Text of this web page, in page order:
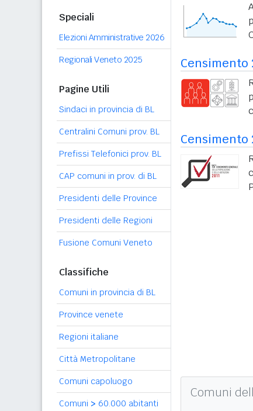
Speciali
Elezioni Amministrative 2026
Regionali Veneto 2025
Pagine Utili
Sindaci in provincia di BL
Centralini Comuni prov. BL
Prefissi Telefonici prov. BL
CAP comuni in prov. di BL
Presidenti delle Province
Presidenti delle Regioni
Fusione Comuni Veneto
Classifiche
Comuni in provincia di BL
Province venete
Regioni italiane
Città Metropolitane
Comuni capoluogo
Comuni > 60.000 abitanti
Censimento
Censimento
Comuni